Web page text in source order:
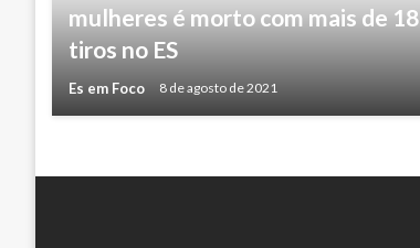
mulheres é morto com mais de 18
tiros no ES
Es em Foco 8 de agosto de 2021